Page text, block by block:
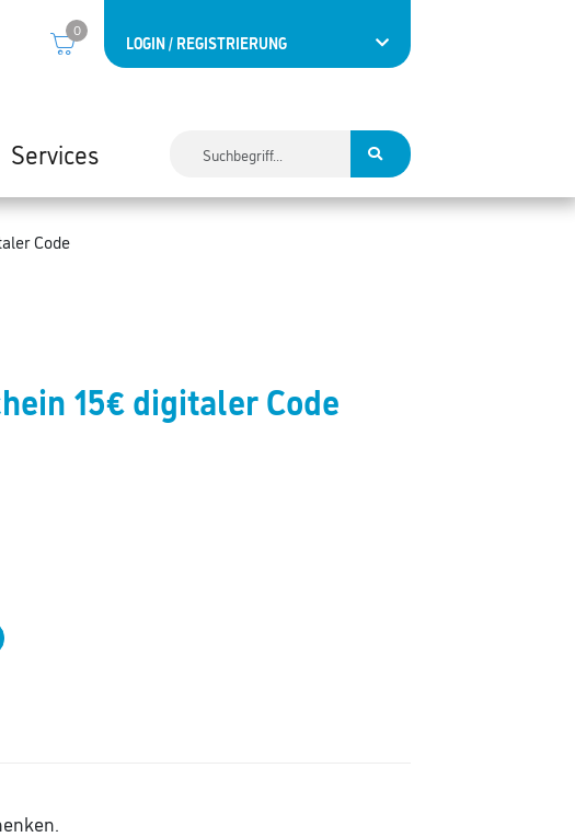
0
LOGIN / REGISTRIERUNG
Services
Code
15€ digitaler Code